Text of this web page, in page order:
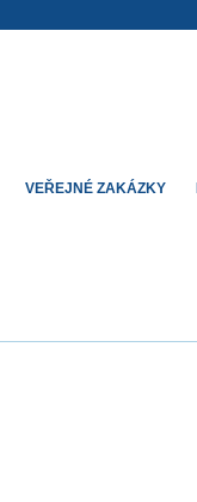
VEŘEJNÉ ZAKÁZKY